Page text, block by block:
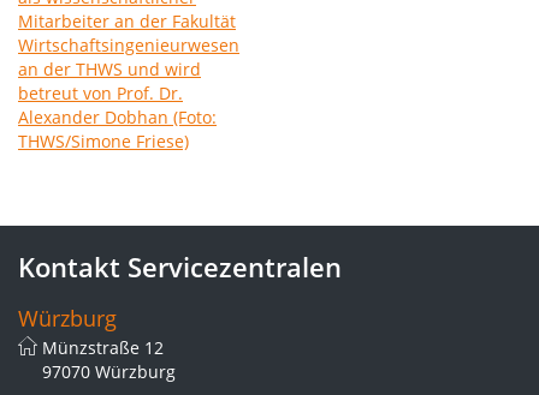
Kontakt Servicezentralen
Würzburg
Münzstraße 12
97070 Würzburg